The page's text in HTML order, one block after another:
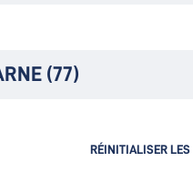
(77)
RÉINITIALISER LES